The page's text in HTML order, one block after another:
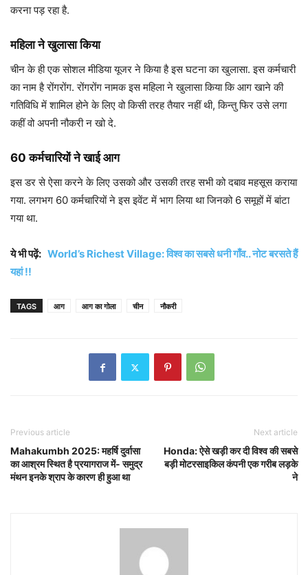
करना पड़ रहा है.
महिला ने खुलासा किया
चीन के ही एक सोशल मीडिया यूजर ने किया है इस घटना का खुलासा. इस कर्मचारी
का नाम है रोंगरोंग. रोंगरोंग नामक इस महिला ने खुलासा किया कि आग खाने की
गतिविधि में शामिल होने के लिए वो किसी तरह तैयार नहीं थी, किन्तु फिर उसे लगा
कहीं वो अपनी नौकरी न खो दे.
60 कर्मचारियों ने खाई आग
इस डर से ऐसा करने के लिए उसको और उसकी तरह सभी को दबाव महसूस कराया
गया. लगभग 60 कर्मचारियों ने इस इवेंट में भाग लिया था जिनको 6 समूहों में बांटा
गया था.
ये भी पढ़ें: World’s Richest Village: विश्व का सबसे धनी गाँव.. नोट बरसते हैं
यहां !!
TAGS आग आग का गोला चीन नौकरी
Previous article
Mahakumbh 2025: महर्षि दुर्वासा
का आश्रम स्थित है प्रयागराज में- समुद्र
मंथन इनके श्राप के कारण ही हुआ था
Next article
Honda: ऐसे खड़ी कर दी विश्व की सबसे
बड़ी मोटरसाइकिल कंपनी एक गरीब लड़के
ने